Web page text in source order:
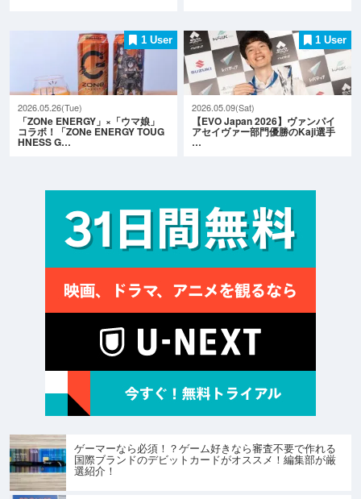
1 User
2026.05.26(Tue)
「ZONe ENERGY」×「ウマ娘」
コラボ！「ZONe ENERGY TOUG
HNESS G…
1 User
2026.05.09(Sat)
【EVO Japan 2026】ヴァンパイ
アセイヴァー部門優勝のKaji選手
…
ゲーマーなら必須！？ゲーム好きなら審査不要で作れる
国際ブランドのデビットカードがオススメ！編集部が厳
選紹介！